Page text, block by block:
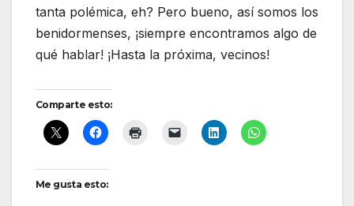
tanta polémica, eh? Pero bueno, así somos los
benidormenses, ¡siempre encontramos algo de
qué hablar! ¡Hasta la próxima, vecinos!
Comparte esto:
Me gusta esto: